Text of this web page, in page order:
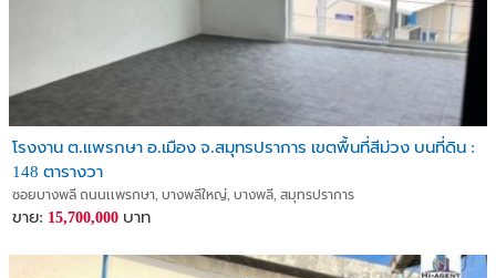
โรงงาน ต.แพรกษา อ.เมือง จ.สมุทรปราการ เขตพื้นที่สีม่วง บนที่ดิน :
148 ตารางวา
ซอยบางพลี ถนนเเพรกษา, บางพลีใหญ่, บางพลี, สมุทรปราการ
ขาย: 15,700,000 บาท